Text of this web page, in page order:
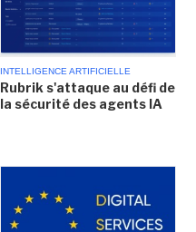
INTELLIGENCE ARTIFICIELLE
Rubrik s'attaque au défi de
la sécurité des agents IA